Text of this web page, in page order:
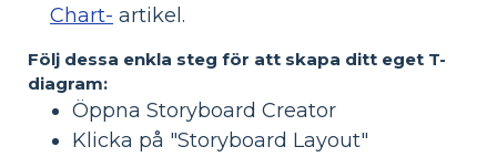
Chart- artikel.
Följ dessa enkla steg för att skapa ditt eget T-
diagram:
Öppna Storyboard Creator
Klicka på "Storyboard Layout"